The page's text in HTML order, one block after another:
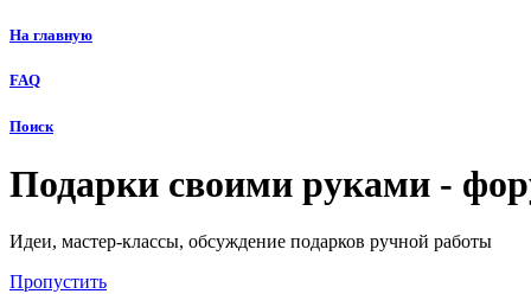
На главную
FAQ
Поиск
Подарки своими руками -
Идеи, мастер-классы, обсуждение подарков ручной работы
Пропустить